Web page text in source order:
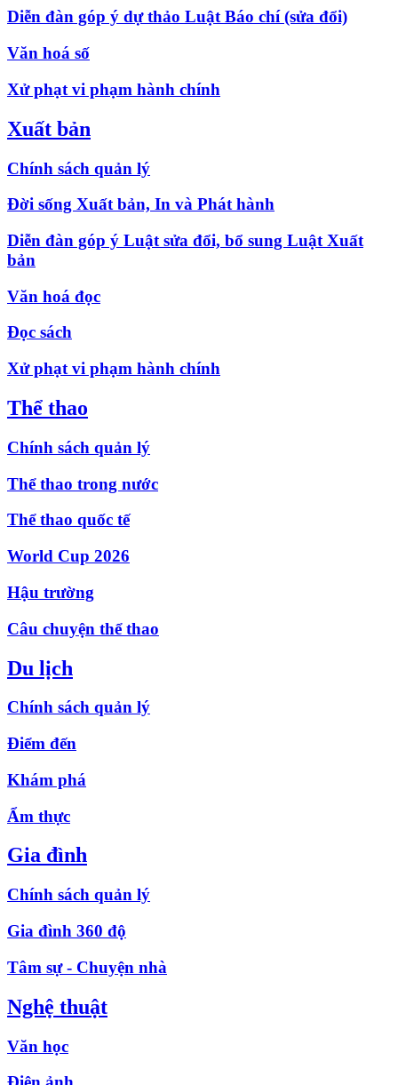
Diễn đàn góp ý dự thảo Luật Báo chí (sửa đổi)
Văn hoá số
Xử phạt vi phạm hành chính
Xuất bản
Chính sách quản lý
Đời sống Xuất bản, In và Phát hành
Diễn đàn góp ý Luật sửa đổi, bổ sung Luật Xuất
bản
Văn hoá đọc
Đọc sách
Xử phạt vi phạm hành chính
Thể thao
Chính sách quản lý
Thể thao trong nước
Thể thao quốc tế
World Cup 2026
Hậu trường
Câu chuyện thể thao
Du lịch
Chính sách quản lý
Điểm đến
Khám phá
Ẩm thực
Gia đình
Chính sách quản lý
Gia đình 360 độ
Tâm sự - Chuyện nhà
Nghệ thuật
Văn học